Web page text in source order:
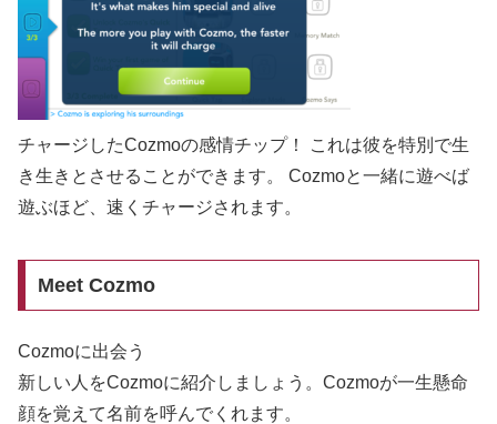
チャージしたCozmoの感情チップ！ これは彼を特別で生
き生きとさせることができます。 Cozmoと一緒に遊べば
遊ぶほど、速くチャージされます。
Meet Cozmo
Cozmoに出会う
新しい人をCozmoに紹介しましょう。Cozmoが一生懸命
顔を覚えて名前を呼んでくれます。